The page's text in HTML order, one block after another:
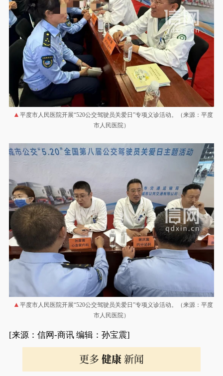
平度市人民医院开展“520公交驾驶员关爱日”专项义诊活动。（来源：平度
市人民医院）
平度市人民医院开展“520公交驾驶员关爱日”专项义诊活动。（来源：平度
市人民医院）
[来源：信网-商讯 编辑：孙宝震]
更多 健康新闻